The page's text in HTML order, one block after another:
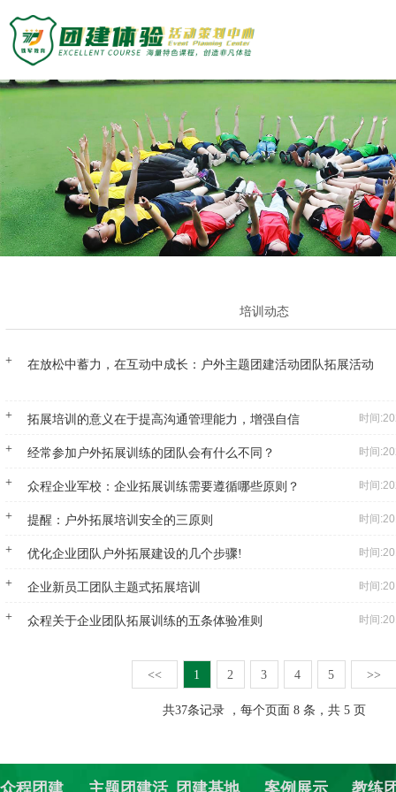
主题团建活动
主题团建系列
户外达人计划
匠人制作系列
音乐释压系列
数字团建系列
文化赋能系列
组织运动系列
定制化方案
团建基地
旅游主题小镇
商务度假景区
文化名胜古迹
案例展示
银行保险证券
服务顾问资询
关于我们
教练团队
组织架构
拓展资讯
教练团队
特级培训师-渝生泷
高级培训师-杨凯
高级培训师-周义军
高级培训师-李根
联系众程
培训动态
在放松中蓄力，在互动中成长：户外主题团建活动团队拓展活动
拓展培训的意义在于提高沟通管理能力，增强自信 时间
经常参加户外拓展训练的团队会有什么不同？ 时间
众程企业军校：企业拓展训练需要遵循哪些原则？ 时间
提醒：户外拓展培训安全的三原则 时间
优化企业团队户外拓展建设的几个步骤! 时间
企业新员工团队主题式拓展培训 时间
众程关于企业团队拓展训练的五条体验准则 时间
<< 1 2 3 4 5 >>
共37条记录 ，每个页面 8 条，共 5 页
众程团建 主题团建活 团建基地 案例展示 教练